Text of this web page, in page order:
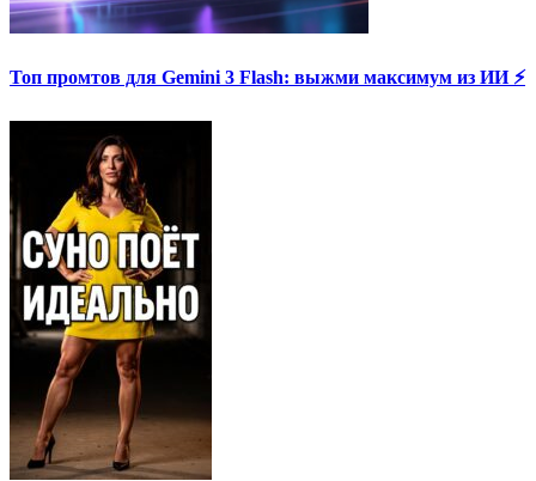
Топ промтов для Gemini 3 Flash: выжми максимум из ИИ ⚡️